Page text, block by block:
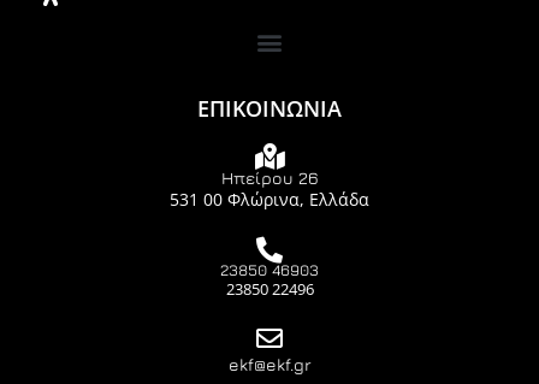
ΕΠΙΚΟΙΝΩΝΙΑ
Ηπείρου 26
531 00 Φλώρινα, Ελλάδα
23850 46903
23850 22496
ekf@ekf.gr